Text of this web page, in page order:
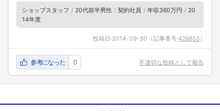
ショップスタッフ 20代前半男性 契約社員 年収360万円
20
14年度
投稿日:2014-09-30 （記事番号:426853 ）
参考になった 0 不適切な投稿として報告